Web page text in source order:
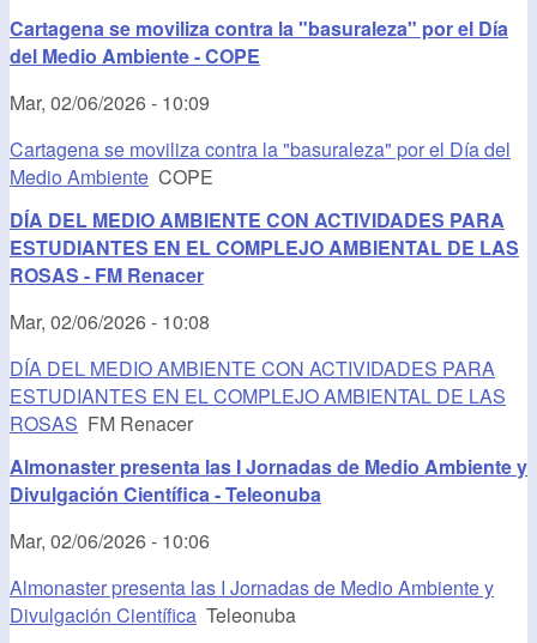
Cartagena se moviliza contra la "basuraleza" por el Día
del Medio Ambiente - COPE
Mar, 02/06/2026 - 10:09
Cartagena se moviliza contra la "basuraleza" por el Día del
Medio Ambiente COPE
DÍA DEL MEDIO AMBIENTE CON ACTIVIDADES PARA
ESTUDIANTES EN EL COMPLEJO AMBIENTAL DE LAS
ROSAS - FM Renacer
Mar, 02/06/2026 - 10:08
DÍA DEL MEDIO AMBIENTE CON ACTIVIDADES PARA
ESTUDIANTES EN EL COMPLEJO AMBIENTAL DE LAS
ROSAS FM Renacer
Almonaster presenta las I Jornadas de Medio Ambiente y
Divulgación Científica - Teleonuba
Mar, 02/06/2026 - 10:06
Almonaster presenta las I Jornadas de Medio Ambiente y
Divulgación Científica Teleonuba